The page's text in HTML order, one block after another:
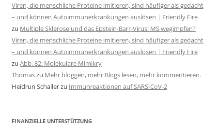
Viren, die menschliche Proteine imitieren, sind häufiger als gedacht
– und können Autoimmunerkrankungen auslösen | Friendly Fire
zu Multiple Sklerose und das Epstein-Barr-Virus: MS wegimpfen?
Viren, die menschliche Proteine imitieren, sind häufiger als gedacht
– und können Autoimmunerkrankungen auslösen | Friendly Fire
zu Abb. 82: Molekulare Mimikry
Thomaszu Mehr bloggen, mehr Blogs lesen, mehr kommentieren.
Heidrun Schallerzu Immunreaktionen auf SARS-CoV-2
FINANZIELLE UNTERSTÜTZUNG